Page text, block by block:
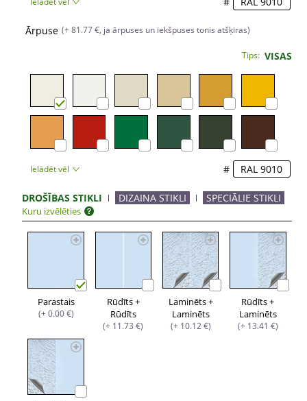
Ārpuse (+ 81.77 €, ja ārpuses un iekšpuses tonis atšķiras)
Tips: VISAS
Ielādēt vēl #
DROŠĪBAS STIKLI DIZAINA STIKLI SPECIĀLIE STIKLI
Kuru izvēlēties
Parastais
(+ 0.00 €)
Rūdīts +
Rūdīts
(+ 11.73 €)
Laminēts +
Laminēts
(+ 10.12 €)
Rūdīts +
Laminēts
(+ 13.41 €)